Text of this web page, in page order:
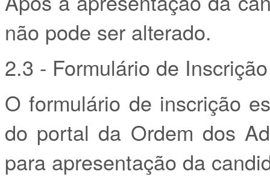
não pode ser alterado.
2.3 - Formulário de Inscrição
O formulário de inscrição
do portal da Ordem dos
para apresentação da